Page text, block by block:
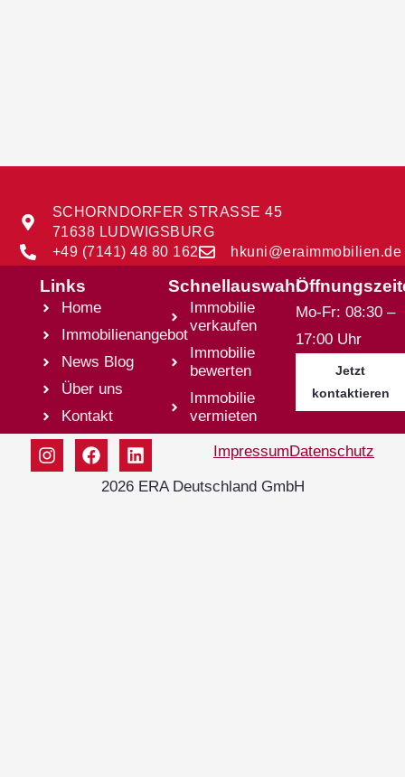
SCHORNDORFER STRASSE 45
71638 LUDWIGSBURG
+49 (7141) 48 80 162
hkuni@eraimmobilien.de
Links
Home
Immobilienangebot
News Blog
Über uns
Kontakt
Schnellauswahl
Immobilie
verkaufen
Immobilie
bewerten
Immobilie
vermieten
Mo-Fr: 08:30 –
17:00 Uhr
Jetzt
kontaktieren
Impressum Datenschutz
2026 ERA Deutschland GmbH